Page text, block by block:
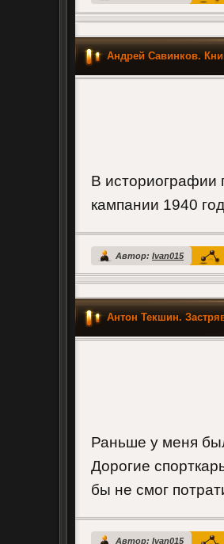
Андрей Савинков.
В историографии
кампании 1940
Автор: Ivan015
Антон Текшин.
Раньше у меня
Дорогие
бы не смог
Автор: Ivan015